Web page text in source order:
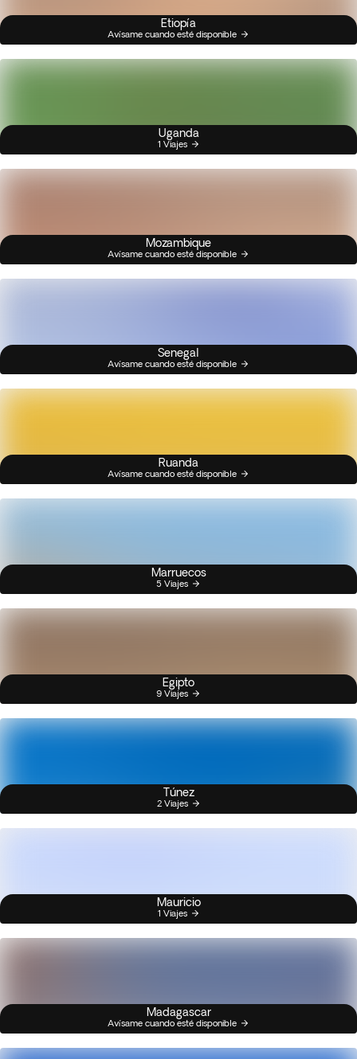
Etiopía
Avísame cuando esté disponible
Uganda
1 Viajes
Mozambique
Avísame cuando esté disponible
Senegal
Avísame cuando esté disponible
Ruanda
Avísame cuando esté disponible
Marruecos
5 Viajes
Egipto
9 Viajes
Túnez
2 Viajes
Mauricio
1 Viajes
Madagascar
Avísame cuando esté disponible